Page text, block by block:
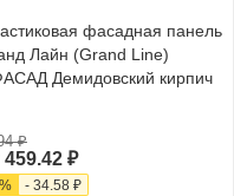
фасадная панель
Лайн (Grand Line)
Демидовский кирпич
459.42 ₽
₽
% - 34.58 ₽